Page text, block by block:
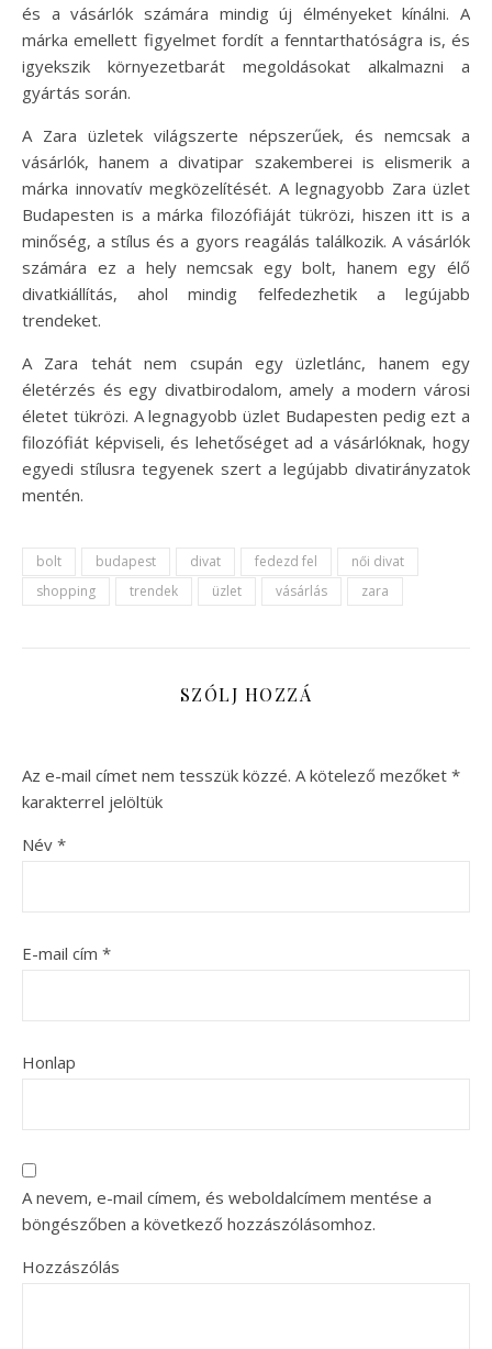
és a vásárlók számára mindig új élményeket kínálni. A
márka emellett figyelmet fordít a fenntarthatóságra is, és
igyekszik környezetbarát megoldásokat alkalmazni a
gyártás során.
A Zara üzletek világszerte népszerűek, és nemcsak a
vásárlók, hanem a divatipar szakemberei is elismerik a
márka innovatív megközelítését. A legnagyobb Zara üzlet
Budapesten is a márka filozófiáját tükrözi, hiszen itt is a
minőség, a stílus és a gyors reagálás találkozik. A vásárlók
számára ez a hely nemcsak egy bolt, hanem egy élő
divatkiállítás, ahol mindig felfedezhetik a legújabb
trendeket.
A Zara tehát nem csupán egy üzletlánc, hanem egy
életérzés és egy divatbirodalom, amely a modern városi
életet tükrözi. A legnagyobb üzlet Budapesten pedig ezt a
filozófiát képviseli, és lehetőséget ad a vásárlóknak, hogy
egyedi stílusra tegyenek szert a legújabb divatirányzatok
mentén.
bolt budapest divat fedezd fel
női divat
shopping
trendek üzlet vásárlás zara
SZÓLJ HOZZÁ
Az e-mail címet nem tesszük közzé. A kötelező mezőket *
karakterrel jelöltük
Név *
E-mail cím *
Honlap
A nevem, e-mail címem, és weboldalcímem mentése a
böngészőben a következő hozzászólásomhoz.
Hozzászólás